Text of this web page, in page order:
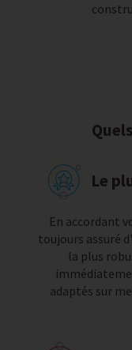
Le
En accordant
toujours assuré
la plus
adaptés sur